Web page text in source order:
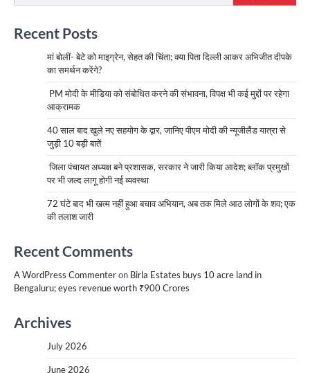
Recent Posts
मां बोलीं- बेटे को माइग्रेन, सेहत की चिंता; क्या पिता दिल्ली आकर अभिजीत दीपके
का समर्थन करेंगे?
PM मोदी के मीडिया को संबोधित करने की संभावना, विपक्ष भी कई मुद्दों पर रहेगा
आक्रामक
40 साल बाद खुले नए सहयोग के द्वार, जानिए पीएम मोदी की न्यूजीलैंड यात्रा से
जुड़ी 10 बड़ी बातें
जिला पंचायत अध्यक्ष बने प्रशासक, सरकार ने जारी किया आदेश; ब्लॉक प्रमुखों
पर भी जल्द लागू होगी नई व्यवस्था
72 घंटे बाद भी खत्म नहीं हुआ बचाव अभियान, अब तक मिले आठ लोगों के शव; एक
की तलाश जारी
Recent Comments
A WordPress Commenteron Birla Estates buys 10 acre land in
Bengaluru; eyes revenue worth ₹900 Crores
Archives
July 2026
June 2026